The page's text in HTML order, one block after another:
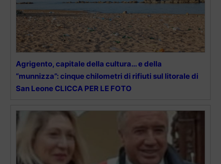
Agrigento, capitale della cultura… e della
“munnizza”: cinque chilometri di rifiuti sul litorale di
San Leone CLICCA PER LE FOTO